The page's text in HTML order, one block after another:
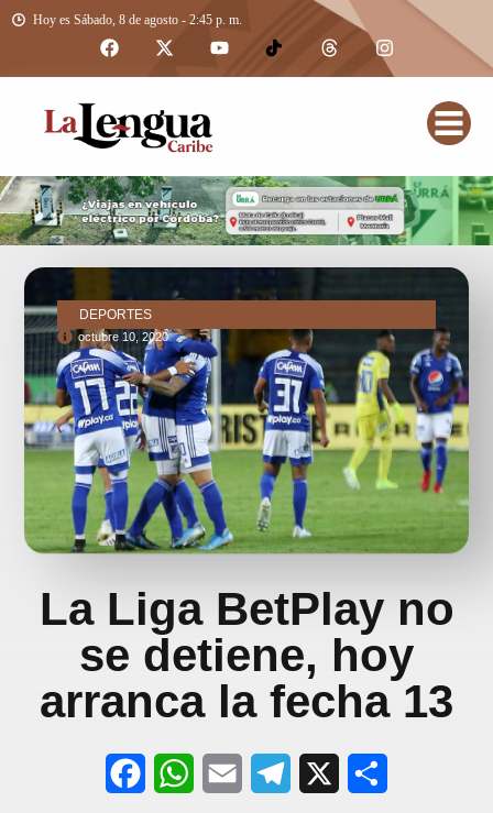
Hoy es Sábado, 8 de agosto - 2:45 p. m.
DEPORTES
octubre 10, 2020
La Liga BetPlay no
se detiene, hoy
arranca la fecha 13
W